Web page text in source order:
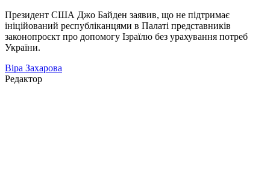
Президент США Джо Байден заявив, що не підтримає
ініційований республіканцями в Палаті представників
законопроєкт про допомогу Ізраїлю без урахування потреб
України.
Віра Захарова
Редактор